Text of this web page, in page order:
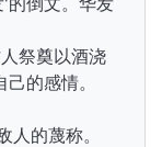
祭奠以酒浇
的感情。
的蔑称。